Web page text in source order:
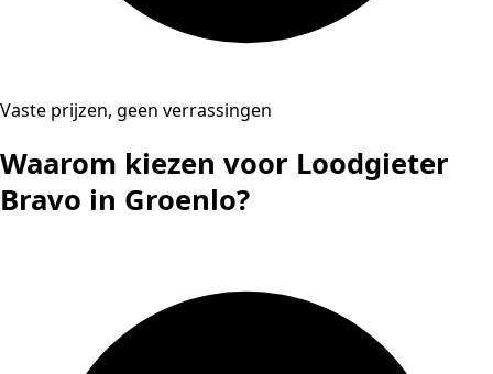
Vaste prijzen, geen verrassingen
Waarom kiezen voor Loodgieter
Bravo in Groenlo?